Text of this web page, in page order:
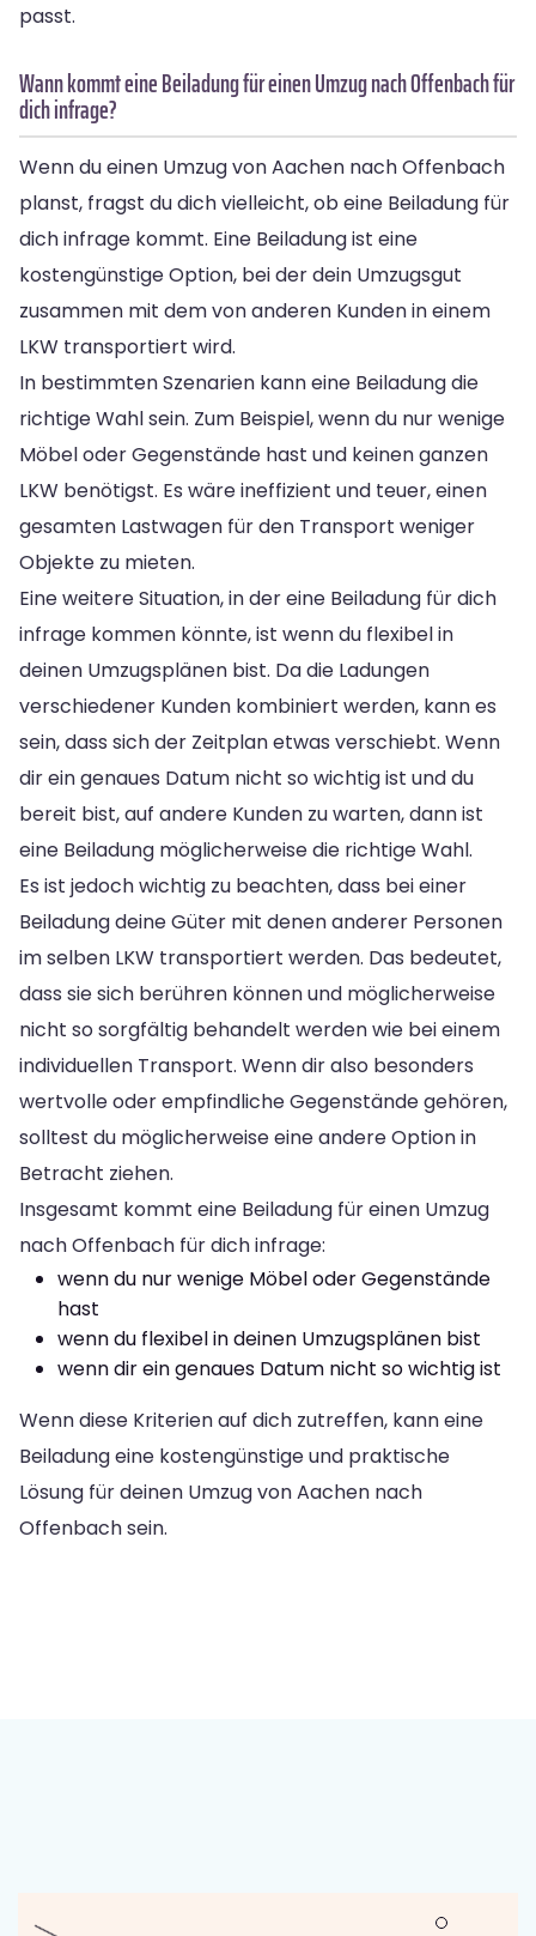
passt.
Wann kommt eine Beiladung für einen Umzug nach Offenbach für
dich infrage?
Wenn du einen Umzug von Aachen nach Offenbach
planst, fragst du dich vielleicht, ob eine Beiladung für
dich infrage kommt. Eine Beiladung ist eine
kostengünstige Option, bei der dein Umzugsgut
zusammen mit dem von anderen Kunden in einem
LKW transportiert wird.
In bestimmten Szenarien kann eine Beiladung die
richtige Wahl sein. Zum Beispiel, wenn du nur wenige
Möbel oder Gegenstände hast und keinen ganzen
LKW benötigst. Es wäre ineffizient und teuer, einen
gesamten Lastwagen für den Transport weniger
Objekte zu mieten.
Eine weitere Situation, in der eine Beiladung für dich
infrage kommen könnte, ist wenn du flexibel in
deinen Umzugsplänen bist. Da die Ladungen
verschiedener Kunden kombiniert werden, kann es
sein, dass sich der Zeitplan etwas verschiebt. Wenn
dir ein genaues Datum nicht so wichtig ist und du
bereit bist, auf andere Kunden zu warten, dann ist
eine Beiladung möglicherweise die richtige Wahl.
Es ist jedoch wichtig zu beachten, dass bei einer
Beiladung deine Güter mit denen anderer Personen
im selben LKW transportiert werden. Das bedeutet,
dass sie sich berühren können und möglicherweise
nicht so sorgfältig behandelt werden wie bei einem
individuellen Transport. Wenn dir also besonders
wertvolle oder empfindliche Gegenstände gehören,
solltest du möglicherweise eine andere Option in
Betracht ziehen.
Insgesamt kommt eine Beiladung für einen Umzug
nach Offenbach für dich infrage:
wenn du nur wenige Möbel oder Gegenstände
hast
wenn du flexibel in deinen Umzugsplänen bist
wenn dir ein genaues Datum nicht so wichtig ist
Wenn diese Kriterien auf dich zutreffen, kann eine
Beiladung eine kostengünstige und praktische
Lösung für deinen Umzug von Aachen nach
Offenbach sein.